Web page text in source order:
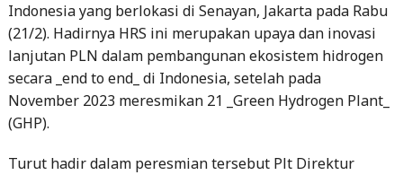
Indonesia yang berlokasi di Senayan, Jakarta pada Rabu
(21/2). Hadirnya HRS ini merupakan upaya dan inovasi
lanjutan PLN dalam pembangunan ekosistem hidrogen
secara _end to end_ di Indonesia, setelah pada
November 2023 meresmikan 21 _Green Hydrogen Plant_
(GHP).
Turut hadir dalam peresmian tersebut Plt Direktur